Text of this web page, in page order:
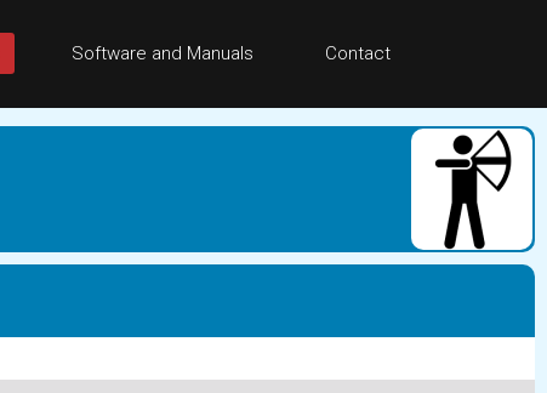
Software and Manuals Contact